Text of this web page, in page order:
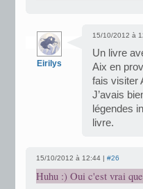
Eirilys
15/10/2012 à
Un livre
Aix en
fais visiter
J’avais
légendes
livre.
15/10/2012 à 12:44 | #26
Huhu :) Oui c'est vrai